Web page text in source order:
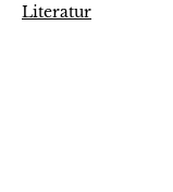
Literatur